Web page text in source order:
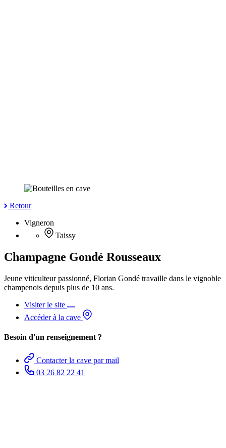
Retour
Vigneron
Taissy
Champagne Gondé Rousseaux
Jeune viticulteur passionné, Florian Gondé travaille dans le vignoble
champenois depuis plus de 10 ans.
Visiter le site
Accéder à la cave
Besoin d'un renseignement ?
Contacter la cave par mail
03 26 82 22 41